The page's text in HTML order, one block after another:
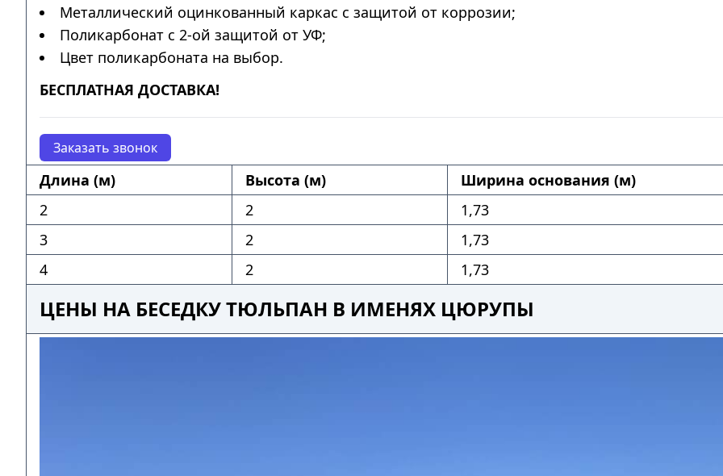
Металлический оцинкованный каркас с защитой от коррозии;
Поликарбонат с 2-ой защитой от УФ;
Цвет поликарбоната на выбор.
БЕСПЛАТНАЯ ДОСТАВКА!
Заказать звонок
Длина (м) Высота (м)
Ширина основания (м)
2
2
1,73
3
2
1,73
4
2 1,73
ЦЕНЫ НА БЕСЕДКУ ТЮЛЬПАН В ИМЕНЯХ ЦЮРУПЫ